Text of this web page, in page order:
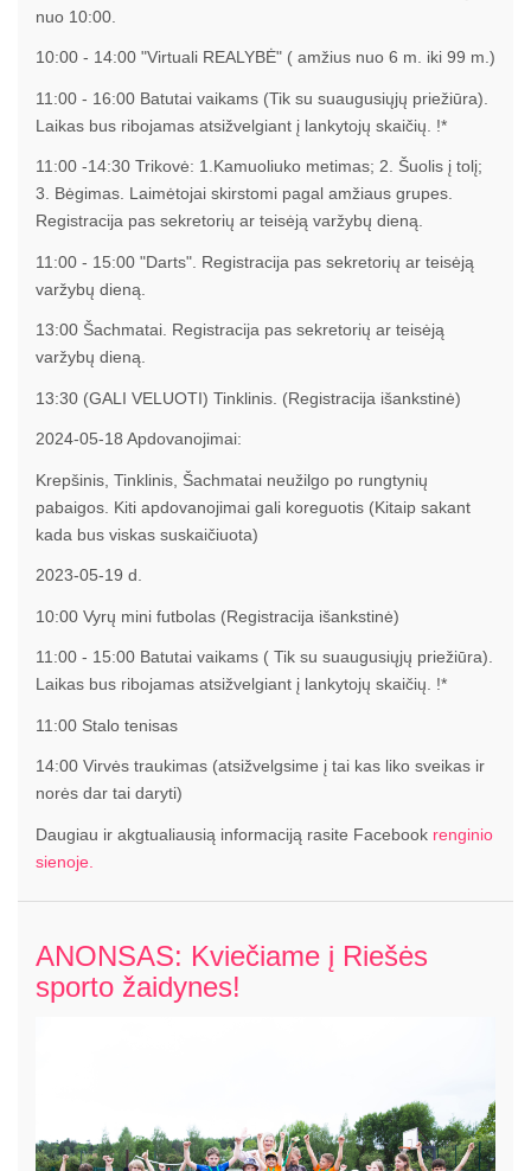
nuo 10:00.
10:00 - 14:00 "Virtuali REALYBĖ" ( amžius nuo 6 m. iki 99 m.)
11:00 - 16:00 Batutai vaikams (Tik su suaugusiųjų priežiūra).
Laikas bus ribojamas atsižvelgiant į lankytojų skaičių. !*
11:00 -14:30 Trikovė: 1.Kamuoliuko metimas; 2. Šuolis į tolį;
3. Bėgimas. Laimėtojai skirstomi pagal amžiaus grupes.
Registracija pas sekretorių ar teisėją varžybų dieną.
11:00 - 15:00 "Darts". Registracija pas sekretorių ar teisėją
varžybų dieną.
13:00 Šachmatai. Registracija pas sekretorių ar teisėją
varžybų dieną.
13:30 (GALI VELUOTI) Tinklinis. (Registracija išankstinė)
2024-05-18 Apdovanojimai:
Krepšinis, Tinklinis, Šachmatai neužilgo po rungtynių
pabaigos. Kiti apdovanojimai gali koreguotis (Kitaip sakant
kada bus viskas suskaičiuota)
2023-05-19 d.
10:00 Vyrų mini futbolas (Registracija išankstinė)
11:00 - 15:00 Batutai vaikams ( Tik su suaugusiųjų priežiūra).
Laikas bus ribojamas atsižvelgiant į lankytojų skaičių. !*
11:00 Stalo tenisas
14:00 Virvės traukimas (atsižvelgsime į tai kas liko sveikas ir
norės dar tai daryti)
Daugiau ir akgtualiausią informaciją rasite Facebook renginio
sienoje.
ANONSAS: Kviečiame į Riešės
sporto žaidynes!